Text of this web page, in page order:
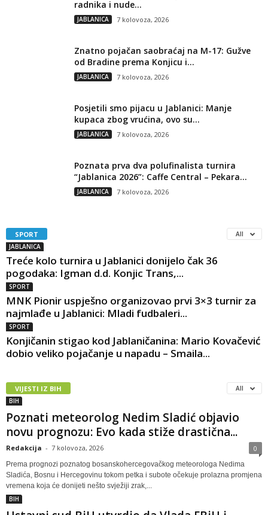
radnika i nude...
JABLANICA 7 kolovoza, 2026
Znatno pojačan saobraćaj na M-17: Gužve
od Bradine prema Konjicu i...
JABLANICA 7 kolovoza, 2026
Posjetili smo pijacu u Jablanici: Manje
kupaca zbog vrućina, ovo su...
JABLANICA 7 kolovoza, 2026
Poznata prva dva polufinalista turnira
“Jablanica 2026”: Caffe Central – Pekara...
JABLANICA 7 kolovoza, 2026
SPORT
All
JABLANICA
Treće kolo turnira u Jablanici donijelo čak 36
pogodaka: Igman d.d. Konjic Trans,...
SPORT
MNK Pionir uspješno organizovao prvi 3×3 turnir za
najmlađe u Jablanici: Mladi fudbaleri...
SPORT
Konjičanin stigao kod Jablaničanina: Mario Kovačević
dobio veliko pojačanje u napadu – Smaila...
VIJESTI IZ BIH
All
BIH
Poznati meteorolog Nedim Sladić objavio
novu prognozu: Evo kada stiže drastična...
Redakcija - 7 kolovoza, 2026 0
Prema prognozi poznatog bosanskohercegovačkog meteorologa Nedima
Sladića, Bosnu i Hercegovinu tokom petka i subote očekuje prolazna promjena
vremena koja će donijeti nešto svježiji zrak,...
BIH